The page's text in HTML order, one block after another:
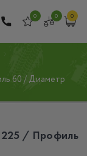
0 0 0
60 / Диаметр
/ Профиль